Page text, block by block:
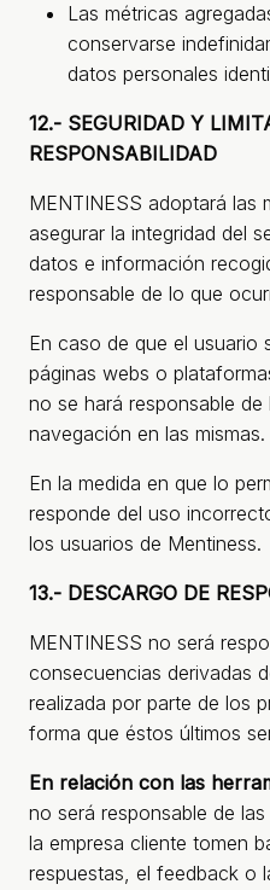
Las métricas
conservarse
datos personales
12.- SEGURIDAD Y
RESPONSABILIDAD
MENTINESS adoptará las
asegurar la integridad del
datos e información
responsable de lo que
En caso de que el usuario
páginas webs o
no se hará responsable
navegación en las mismas.
En la medida en que lo
responde del uso
los usuarios de Mentiness.
13.- DESCARGO DE
MENTINESS no será
consecuencias derivadas
realizada por parte de los
forma que éstos últimos
En relación con las
no será responsable de
la empresa cliente tomen
respuestas, el feedback o